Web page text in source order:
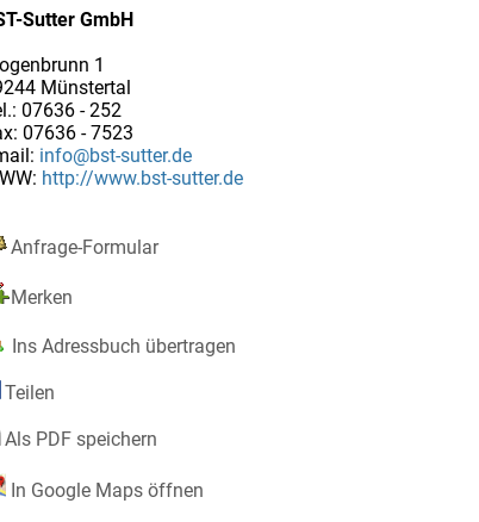
Sutter GmbH
1
Münstertal
07636 - 252
07636 - 7523
info@bst-sutter.de
http://www.bst-sutter.de
Anfrage-Formular
Merken
Ins Adressbuch übertragen
Teilen
Als PDF speichern
In Google Maps öffnen